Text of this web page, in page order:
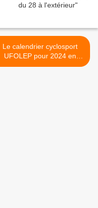
Le calendrier cyclosport
UFOLEP pour 2024 en
Eure et Loir >